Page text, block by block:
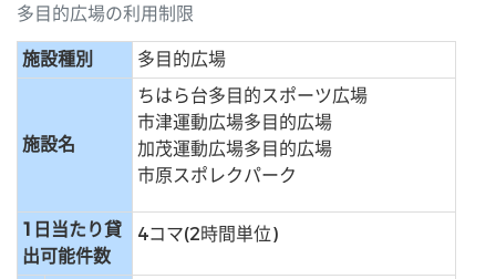
多目的広場の利用制限
施設種別
多目的広場
施設名
ちはら台多目的スポーツ広場
市津運動広場多目的広場
加茂運動広場多目的広場
市原スポレクパーク
1日当たり貸
出可能件数
4コマ(2時間単位)